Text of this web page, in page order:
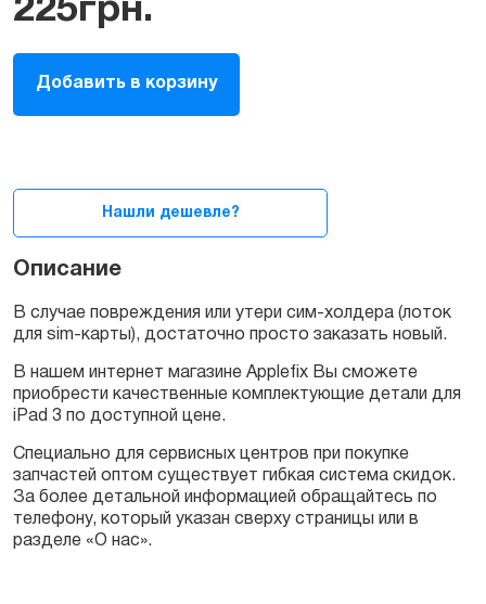
225грн.
Лоток
sim-
карты
Добавить в корзину
Нашли дешевле?
Описание
В случае повреждения или утери сим-холдера (лоток
для sim-карты), достаточно просто заказать новый.
В нашем интернет магазине Applefix Вы сможете
приобрести качественные комплектующие детали для
iPad 3 по доступной цене.
Специально для сервисных центров при покупке
запчастей оптом существует гибкая система скидок.
За более детальной информацией обращайтесь по
телефону, который указан сверху страницы или в
разделе «О нас».